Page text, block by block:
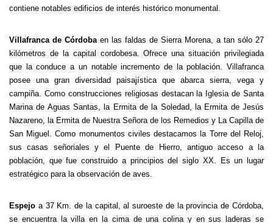
contiene notables edificios de interés histórico monumental.
Villafranca de Córdobaen las faldas de Sierra Morena, a tan sólo 27
kilómetros de la capital cordobesa. Ofrece una situación privilegiada
que la conduce a un notable incremento de la población. Villafranca
posee una gran diversidad paisajística que abarca sierra, vega y
campiña. Como construcciones religiosas destacan la Iglesia de Santa
Marina de Aguas Santas, la Ermita de la Soledad, la Ermita de Jesús
Nazareno, la Ermita de Nuestra Señora de los Remedios y La Capilla de
San Miguel. Como monumentos civiles destacamos la Torre del Reloj,
sus casas señoriales y el Puente de Hierro, antiguo acceso a la
población, que fue construido a principios del siglo XX. Es un lugar
estratégico para la observación de aves.
Espejo a 37 Km. de la capital, al suroeste de la provincia de Córdoba,
se encuentra la villa en la cima de una colina y en sus laderas se